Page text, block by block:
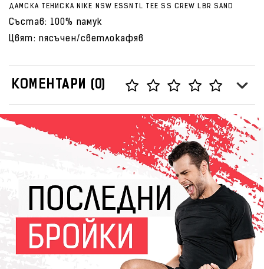
ДАМСКА ТЕНИСКА NIKE NSW ESSNTL TEE SS CREW LBR SAND
Състав: 100% памук
Цвят: пясъчен/светлокафяв
КОМЕНТАРИ (0)